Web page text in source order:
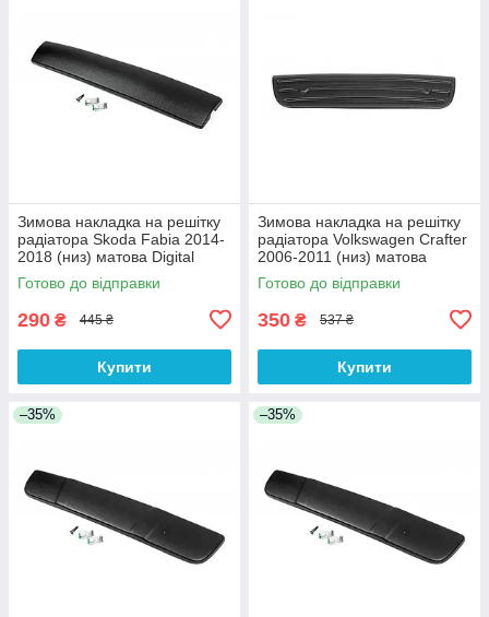
Зимова накладка на решітку
радіатора Skoda Fabia 2014-
2018 (низ) матова Digital
Designs
Готово до відправки
290 ₴ 445 ₴
Купити
Зимова накладка на решітку
радіатора Volkswagen Crafter
2006-2011 (низ) матова
Digital Designs
Готово до відправки
350 ₴ 537 ₴
Купити
–35% –35%